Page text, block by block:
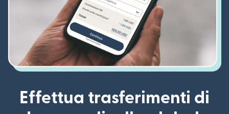
Effettua trasferimenti di